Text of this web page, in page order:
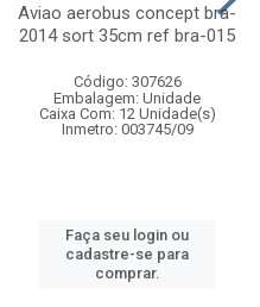
Aviao aerobus concept bra-
2014 sort 35cm ref bra-015
Código: 307626
Embalagem: Unidade
Caixa Com: 12 Unidade(s)
Inmetro: 003745/09
Faça seu login ou
cadastre-se para
comprar.